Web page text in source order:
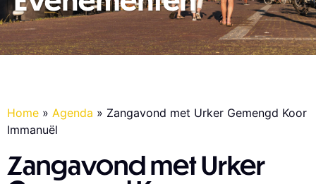
Home » Agenda » Zangavond met Urker Gemengd Koor
Immanuël
Zangavond met Urker